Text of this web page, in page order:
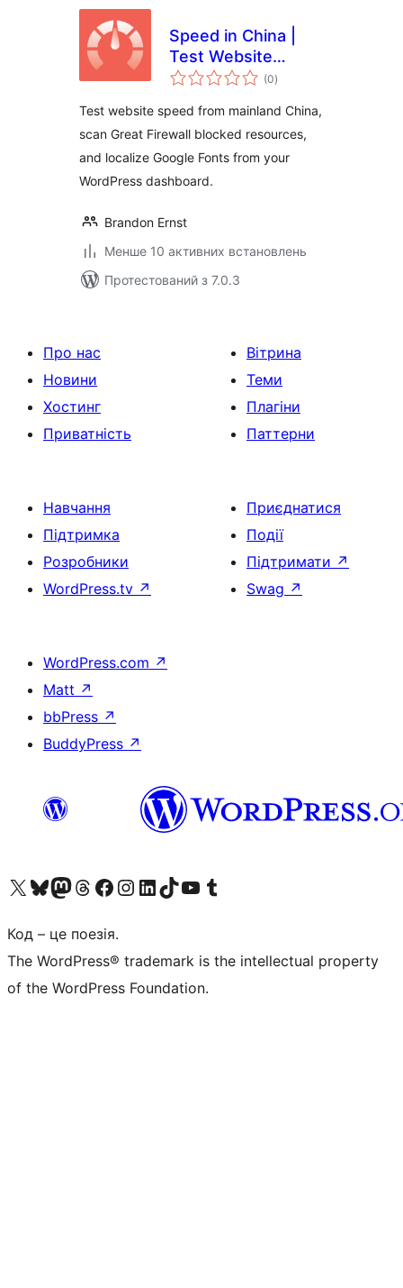
Speed in China |
Test Website
Speed from
GFW Optimization
& Google Fonts
(0загальний
рейтинг
)
Test website speed from mainland China,
scan Great Firewall blocked resources,
and localize Google Fonts from your
WordPress dashboard.
Brandon Ernst
Менше 10 активних встановлень
Протестований з 7.0.3
Про нас
Новини
Хостинг
Приватність
Вітрина
Теми
Плагіни
Паттерни
Навчання
Підтримка
Розробники
WordPress.tv ↗
Приєднатися
Події
Підтримати ↗
Swag ↗
WordPress.com ↗
Matt ↗
bbPress ↗
BuddyPress ↗
Visit our X (formerly Twitter) account
Visit our Bluesky account
Завітайте до нашої стрічки в Mastodon
Visit our Threads account
Завітайте на нашу сторінку в Facebook
Visit our Instagram account
Visit our LinkedIn account
Visit our TikTok account
Visit our YouTube channel
Visit our Tumblr account
Код – це поезія.
The WordPress® trademark is the intellectual property
of the WordPress Foundation.